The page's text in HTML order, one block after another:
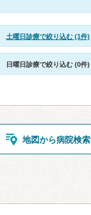
土曜日診療で絞り込む (1件)
日曜日診療で絞り込む (0件)
地図から病院検索